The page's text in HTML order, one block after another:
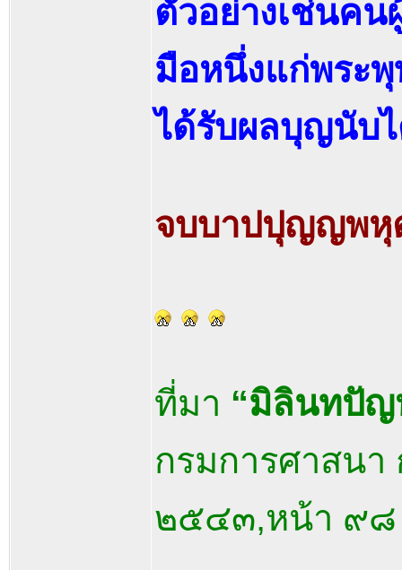
ตัวอย่างเช่นคน
มือหนึ่งแก่พระพุ
ได้รับผลบุญนับ
จบบาปปุญญพหุ
ที่มา “มิลินทปัญ
กรมการศาสนา
๒๕๔๓,หน้า ๙๘